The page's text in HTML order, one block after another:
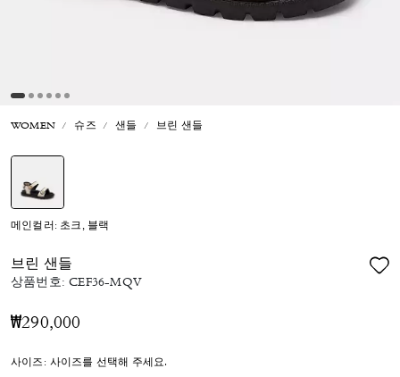
WOMEN 슈즈 샌들 브린 샌들
메인컬러: 초크, 블랙
브린 샌들
상품번호:CEF36-MQV
₩290,000
사이즈: 사이즈를 선택해 주세요.